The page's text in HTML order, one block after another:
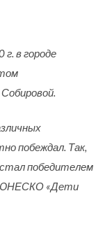
в городе
побеждал. Так,
стал победителем
ЮНЕСКО «Дети